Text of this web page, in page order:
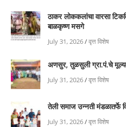
ठाकर लोककलांचा वारसा
बाळकृष्ण मसगे
July 31, 2026/वृत्त विशेष
अणसुर, तुळसुली ग्रा.पं.चे
July 31, 2026/वृत्त विशेष
तेली समाज उन्नती मंडळातर्फे
July 31, 2026/वृत्त विशेष